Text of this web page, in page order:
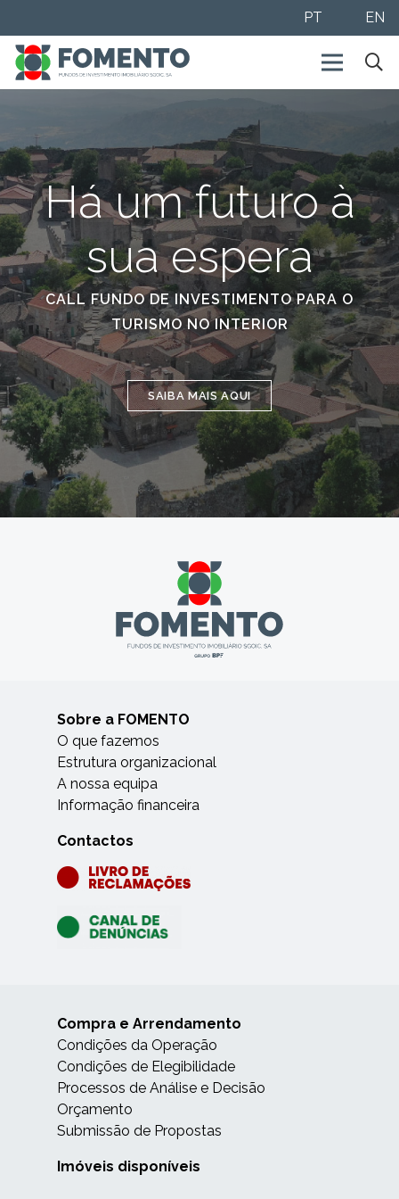
PT EN
Há um futuro à
sua espera
CALL FUNDO DE INVESTIMENTO PARA O
TURISMO NO INTERIOR
SAIBA MAIS AQUI
Sobre a FOMENTO
O que fazemos
Estrutura organizacional
A nossa equipa
Informação financeira
Contactos
Compra e Arrendamento
Condições da Operação
Condições de Elegibilidade
Processos de Análise e Decisão
Orçamento
Submissão de Propostas
Imóveis disponíveis